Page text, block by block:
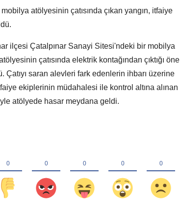
atölyesinin çatısında çıkan yangın, itfaiye
ilçesi Çatalpınar Sanayi Sitesi'ndeki bir mobilya
çatısında elektrik kontağından çıktığı öne
Çatıyı saran alevleri fark edenlerin ihbarı üzerine
ekiplerinin müdahalesi ile kontrol altına alınan
atölyede hasar meydana geldi.